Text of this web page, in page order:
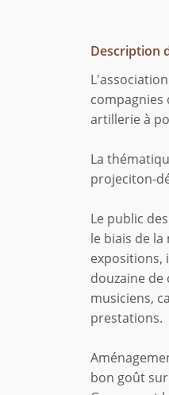
Description
artillerie à
La
projeciton-
Le public
le biais de
expositions,
douzaine
musiciens,
prestations.
bon goût